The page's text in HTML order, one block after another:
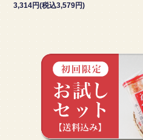
3,314円(税込3,579円)